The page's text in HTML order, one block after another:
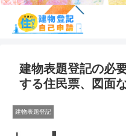
建物表題登記の必
する住民票、図面
建物表題登記